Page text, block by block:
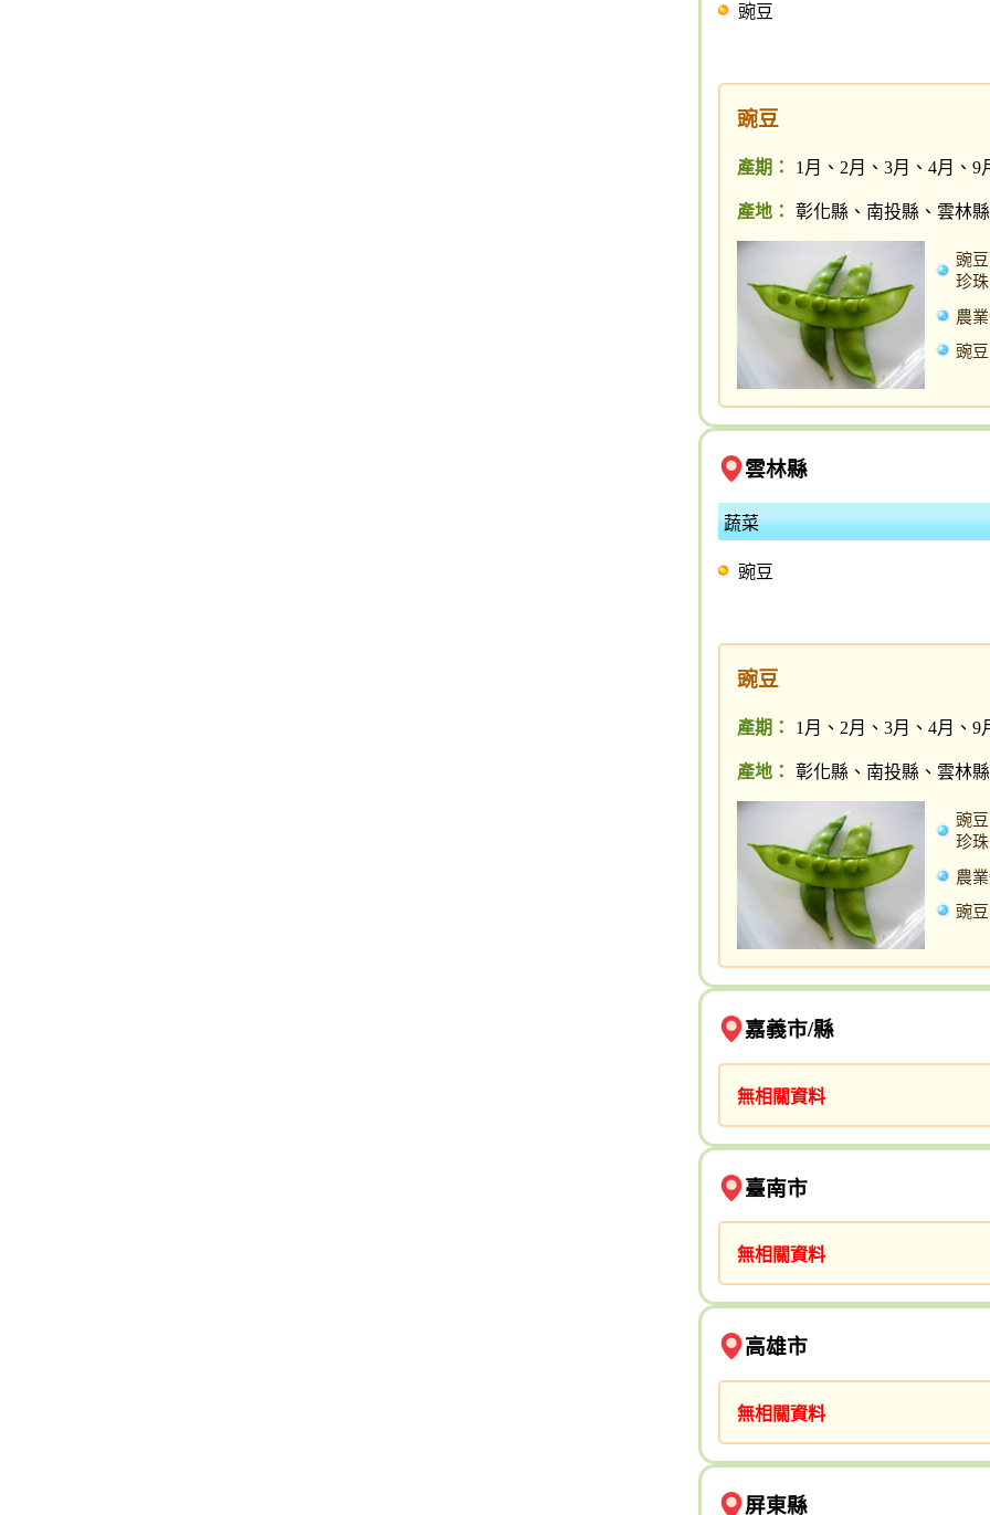
豌豆
豌豆
產期： 1月、2月、3月、4月、9
產地： 彰化縣、南投縣、雲林縣
豌
珍珠
農
豌
雲林縣
蔬菜
豌豆
豌豆
產期： 1月、2月、3月、4月、9
產地： 彰化縣、南投縣、雲林縣
豌
珍珠
農
豌
嘉義市/縣
無相關資料
臺南市
無相關資料
高雄市
無相關資料
屏東縣